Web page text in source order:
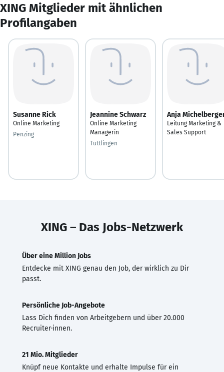
XING Mitglieder mit ähnlichen
Profilangaben
Susanne Rick
Online Marketing
Penzing
Jeannine Schwarz
Online Marketing
Managerin
Tuttlingen
Anja
Leitung Marketing &
Sales Support
XING – Das Jobs-Netzwerk
Über eine Million Jobs
Entdecke mit XING genau den Job, der wirklich zu Dir
passt.
Persönliche Job-Angebote
Lass Dich finden von Arbeitgebern und über 20.000
Recruiter·innen.
21 Mio. Mitglieder
Knüpf neue Kontakte und erhalte Impulse für ein